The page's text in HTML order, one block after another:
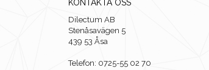
KONTAKTA OSS
Dilectum AB
Stenåsavägen 5
439 53 Åsa
Telefon: 0725-55 02 70